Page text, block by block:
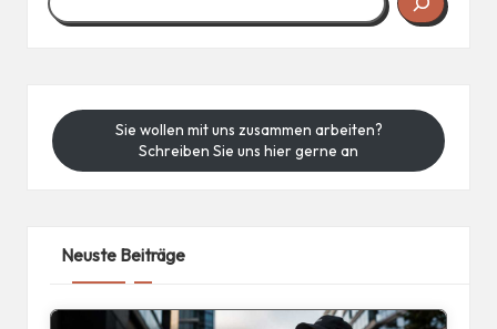
Sie wollen mit uns zusammen arbeiten?
Schreiben Sie uns hier gerne an
Neuste Beiträge